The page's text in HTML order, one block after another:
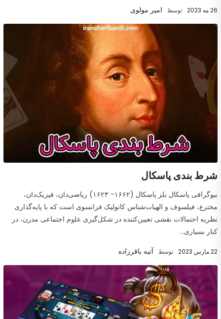
26 مه 2023 توسط امیر مولوی
شرط بندی پاسکال
بیوگرافی پاسکال بلز پاسکال (۱۶۶۲- ۱۶۲۳) ریاضی‌دان، فیزیک‌دان،
مخترع، فیلسوف و الهیات‌شناس کاتولیک فرانسوی است که با پایه‌گذاری
نظریه احتمالات نقشی تعیین‌کننده در شکل‌گیری علوم اجتماعی مدرن، در
کنار بسیاری...
22 مارس 2023 توسط آتیه باقرزاده